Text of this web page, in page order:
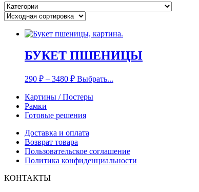
БУКЕТ ПШЕНИЦЫ
290 ₽ – 3480 ₽ Выбрать...
Картины / Постеры
Рамки
Готовые решения
Доставка и оплата
Возврат товара
Пользовательское соглашение
Политика конфиденциальности
КОНТАКТЫ